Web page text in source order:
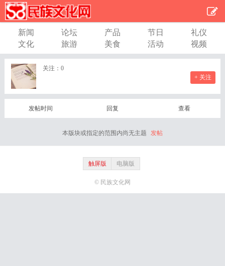
新闻 论坛 产品 节日
礼仪
文化
旅游 美食 活动 视频
关注： 0
+ 关注
发帖时间 回复 查看
本版块或指定的范围内尚无主题 发帖
触屏版 电脑版
© 民族文化网